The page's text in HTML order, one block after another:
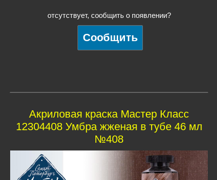
отсутствует, сообщить о появлении?
Акриловая краска Мастер Класс
12304408 Умбра жженая в тубе 46 мл
№408